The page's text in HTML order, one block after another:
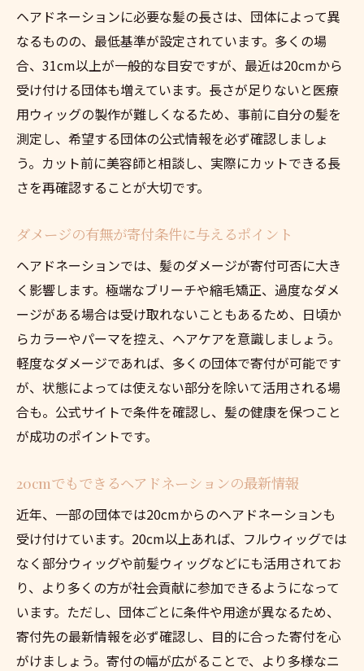
送り先一覧と発送の流れを徹底解説
ヘアドネーションでかかる費用の内訳とは
手間なく発送できるヘアドネーションのコ
ツ
初めてでも安心のヘアドネーション手順解説
ヘアドネーション初心者が知るべき流れと
準備
ヘアドネーションを成功させる予約方法
寄付当日の流れと必要な持ち物まとめ
初めてでも安心のヘアドネーション体験談
手順を把握してスムーズに寄付を実現しよ
う
ヘアドネーションに必要な髪の長さは、団体によって異
なるものの、最低基準が設定されています。多くの場
合、31cm以上が一般的な目安ですが、最近は20cmから
受け付ける団体も増えています。長さが足りないと医療
用ウィッグの製作が難しくなるため、事前に自分の髪を
測定し、希望する団体の公式情報を必ず確認しましょ
う。カット前に美容師と相談し、実際にカットできる長
さを再確認することが大切です。
ダメージの有無が寄付条件に与えるポイント
ヘアドネーションでは、髪のダメージが寄付可否に大き
く影響します。極端なブリーチや縮毛矯正、過度なダメ
ージがある場合は受け取れないこともあるため、日頃か
らカラーやパーマを控え、ヘアケアを意識しましょう。
軽度なダメージであれば、多くの団体で寄付が可能です
が、状態によっては使えない部分を除いて活用される場
合も。公式サイトで条件を確認し、髪の健康を保つこと
が成功のポイントです。
20cmでもできるヘアドネーションの最新情報
近年、一部の団体では20cmからのヘアドネーションも
受け付けています。20cm以上あれば、フルウィッグでは
なく部分ウィッグや前髪ウィッグなどにも活用されてお
り、より多くの方が社会貢献に参加できるようになって
います。ただし、団体ごとに条件や用途が異なるため、
寄付先の最新情報を必ず確認し、目的に合った寄付を心
がけましょう。寄付の幅が広がることで、より多様なニ